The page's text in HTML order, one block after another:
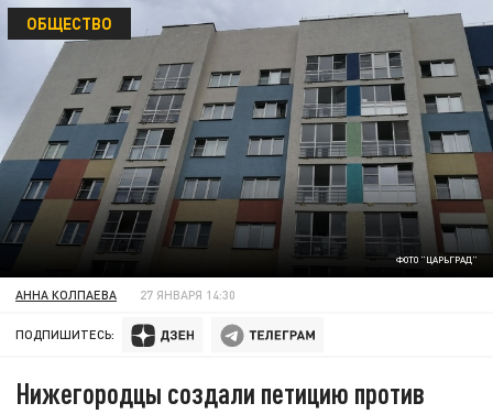
ФОТО "ЦАРЬГРАД"
ОБЩЕСТВО
АННА КОЛПАЕВА 27 ЯНВАРЯ 14:30
ПОДПИШИТЕСЬ:
Нижегородцы создали петицию против